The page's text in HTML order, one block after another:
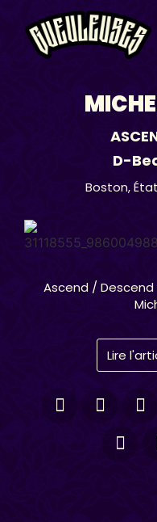
D-
Boston,
Ascend /
Lire